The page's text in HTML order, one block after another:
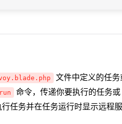
文件中定义的任务
run
命令，传递你要执行的任务或
行任务并在任务运行时显示远程服